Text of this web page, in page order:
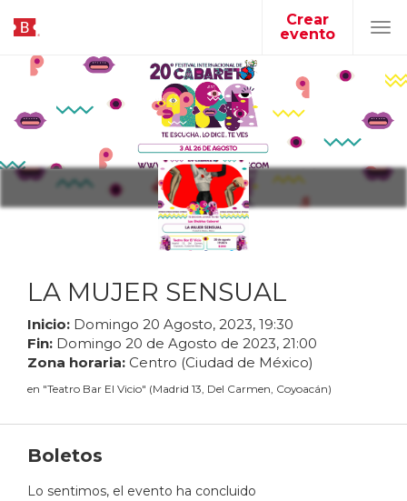
Crear
evento
LA MUJER SENSUAL
Inicio: Domingo 20 Agosto, 2023, 19:30
Fin: Domingo 20 de Agosto de 2023, 21:00
Zona horaria: Centro (Ciudad de México)
en "Teatro Bar El Vicio" (Madrid 13, Del Carmen, Coyoacán)
Boletos
Lo sentimos, el evento ha concluido